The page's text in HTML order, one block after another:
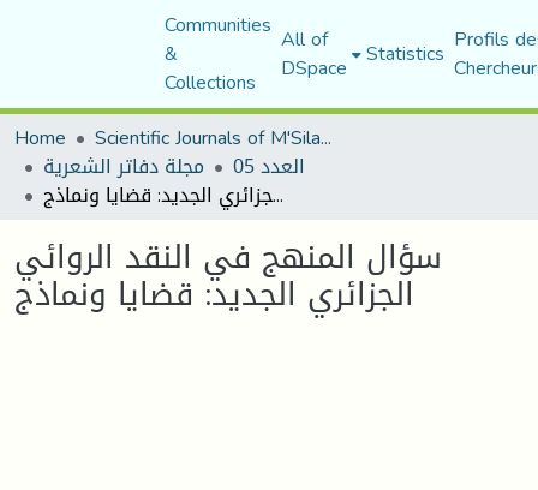
Communities
&
Collections
All of
DSpace Statistics Profils
Home
Scientific Journals of M'Sila University
مجلة دفاتر الشعرية العدد 05
سؤال المنهج في النقد الروائي الجزائري الجديد: قضايا ونماذج
سؤال المنهج في النقد الروائي
الجزائري الجديد: قضايا ونماذج